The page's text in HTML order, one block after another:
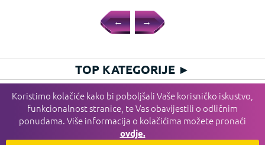
← →
Koristimo kolačiće kako bi poboljšali Vaše korisničko iskustvo,
funkcionalnost stranice, te Vas obavijestili o odličnim
ponudama. Više informacija o kolačićima možete pronaći
ovdje.
TOP KATEGORIJE ►
HIT KATEGORIJE ►
PLAĆANJE I DOSTAVA I SERVIS►
INFORMACIJE